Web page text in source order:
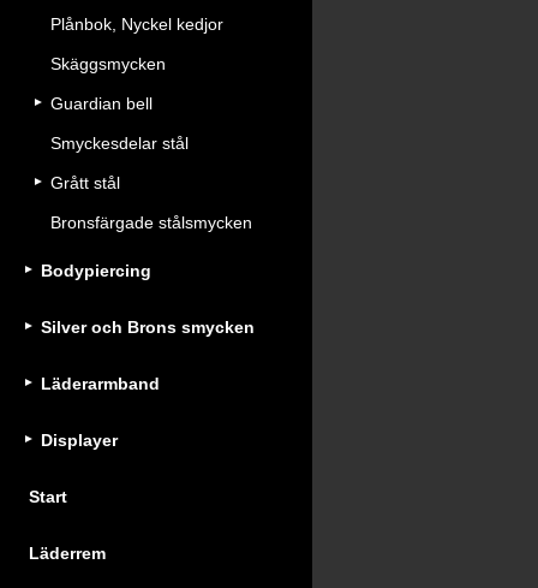
Plånbok, Nyckel kedjor
Skäggsmycken
Guardian bell
Smyckesdelar stål
Grått stål
Bronsfärgade stålsmycken
Bodypiercing
Silver och Brons smycken
Läderarmband
Displayer
Start
Läderrem